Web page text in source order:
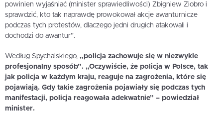
powinien wyjaśniać (minister sprawiedliwości) Zbigniew Ziobro i
sprawdzić, kto tak naprawdę prowokował akcje awanturnicze
podczas tych protestów, dlaczego jedni drugich atakowali i
dochodzi do awantur”.
Według Spychalskiego, „policja zachowuje się w niezwykle
profesjonalny sposób”. „Oczywiście, że policja w Polsce, tak
jak policja w każdym kraju, reaguje na zagrożenia, które się
pojawiają. Gdy takie zagrożenia pojawiały się podczas tych
manifestacji, policja reagowała adekwatnie” – powiedział
minister.